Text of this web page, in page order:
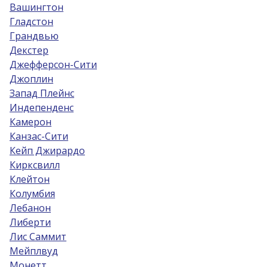
Вашингтон
Гладстон
Грандвью
Декстер
Джефферсон-Сити
Джоплин
Запад Плейнс
Индепенденс
Камерон
Канзас-Сити
Кейп Джирардо
Кирксвилл
Клейтон
Колумбия
Лебанон
Либерти
Лис Саммит
Мейплвуд